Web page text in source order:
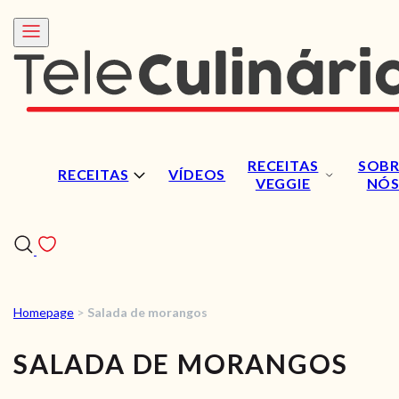
RECEITAS VÍDEOS
RECEITAS
VEGGIE
NÓS
RECEITAS
VÍDEOS
Homepage > Salada de morangos
SALADA DE MORANGOS